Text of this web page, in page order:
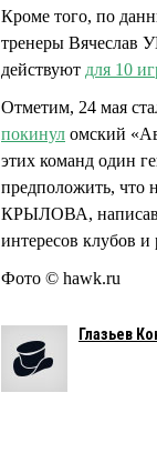
Кроме того, по
тренеры Вячеслав
действуют для 10
Отметим, 24 мая
покинул омский
этих команд один
предположить, что
КРЫЛОВА,
интересов клубов и
Фото © hawk.ru
Глазьев